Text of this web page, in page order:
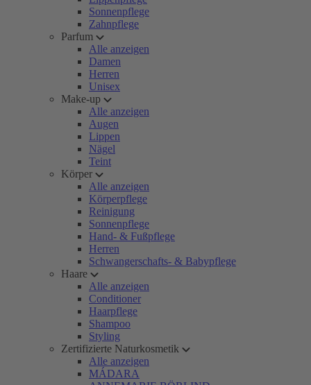
Sonnenpflege
Zahnpflege
Parfum
Alle anzeigen
Damen
Herren
Unisex
Make-up
Alle anzeigen
Augen
Lippen
Nägel
Teint
Körper
Alle anzeigen
Körperpflege
Reinigung
Sonnenpflege
Hand- & Fußpflege
Herren
Schwangerschafts- & Babypflege
Haare
Alle anzeigen
Conditioner
Haarpflege
Shampoo
Styling
Zertifizierte Naturkosmetik
Alle anzeigen
MÁDARA